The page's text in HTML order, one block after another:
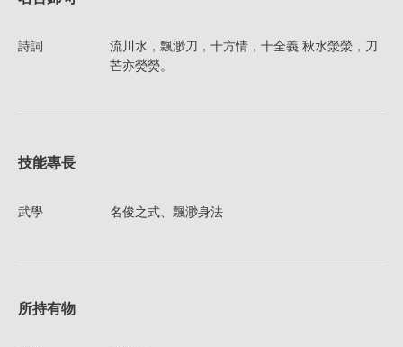
詩詞
流川水，飄渺刀，十方情，十全義 秋水滎滎，刀
芒亦熒熒。
技能專長
武學 名俊之式、飄渺身法
所持有物